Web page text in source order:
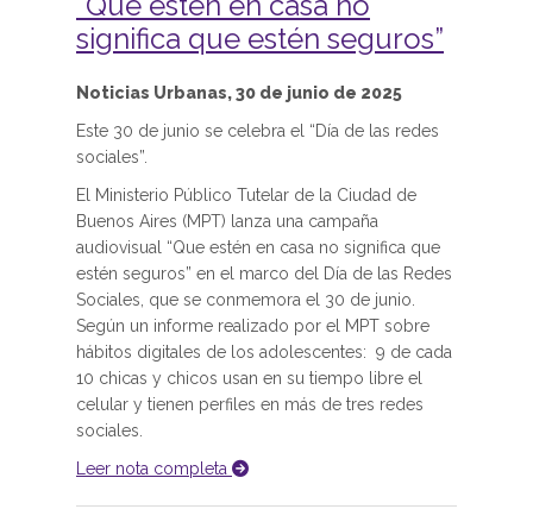
significa que estén seguros”
Noticias Urbanas, 30 de junio de 2025
Este 30 de junio se celebra el “Día de las redes
sociales”.
El Ministerio Público Tutelar de la Ciudad de
Buenos Aires (MPT) lanza una campaña
audiovisual “Que estén en casa no significa que
estén seguros” en el marco del Día de las Redes
Sociales, que se conmemora el 30 de junio.
Según un informe realizado por el MPT sobre
hábitos digitales de los adolescentes: 9 de cada
10 chicas y chicos usan en su tiempo libre el
celular y tienen perfiles en más de tres redes
sociales.
Leer nota completa